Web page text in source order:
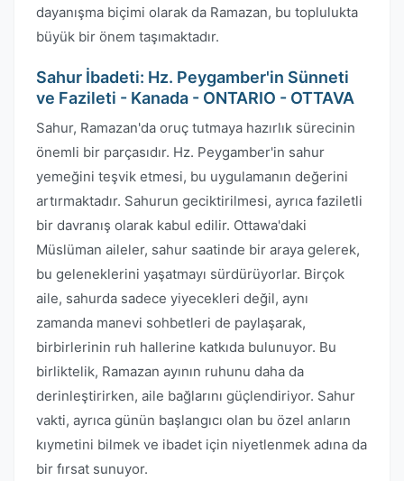
dayanışma biçimi olarak da Ramazan, bu toplulukta
büyük bir önem taşımaktadır.
Sahur İbadeti: Hz. Peygamber'in Sünneti
ve Fazileti - Kanada - ONTARIO - OTTAVA
Sahur, Ramazan'da oruç tutmaya hazırlık sürecinin
önemli bir parçasıdır. Hz. Peygamber'in sahur
yemeğini teşvik etmesi, bu uygulamanın değerini
artırmaktadır. Sahurun geciktirilmesi, ayrıca faziletli
bir davranış olarak kabul edilir. Ottawa'daki
Müslüman aileler, sahur saatinde bir araya gelerek,
bu geleneklerini yaşatmayı sürdürüyorlar. Birçok
aile, sahurda sadece yiyecekleri değil, aynı
zamanda manevi sohbetleri de paylaşarak,
birbirlerinin ruh hallerine katkıda bulunuyor. Bu
birliktelik, Ramazan ayının ruhunu daha da
derinleştirirken, aile bağlarını güçlendiriyor. Sahur
vakti, ayrıca günün başlangıcı olan bu özel anların
kıymetini bilmek ve ibadet için niyetlenmek adına da
bir fırsat sunuyor.